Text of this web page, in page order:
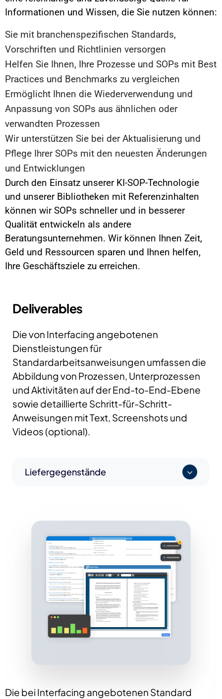
Informationen und Wissen, die Sie nutzen können:
Sie mit branchenspezifischen Standards,
Vorschriften und Richtlinien versorgen
Helfen Sie Ihnen, Ihre Prozesse und SOPs mit Best
Practices und Benchmarks zu vergleichen
Ermöglicht Ihnen die Wiederverwendung und
Anpassung von SOPs aus ähnlichen oder
verwandten Prozessen
Wir unterstützen Sie bei der Aktualisierung und
Pflege Ihrer SOPs mit den neuesten Änderungen
und Entwicklungen
Durch den Einsatz unserer KI-SOP-Technologie
und unserer Bibliotheken mit Referenzinhalten
können wir SOPs schneller und in besserer
Qualität entwickeln als andere
Beratungsunternehmen. Wir können Ihnen Zeit,
Geld und Ressourcen sparen und Ihnen helfen,
Ihre Geschäftsziele zu erreichen.
Deliverables
Die von Interfacing angebotenen
Dienstleistungen für
Standardarbeitsanweisungen umfassen die
Abbildung von Prozessen, Unterprozessen
und Aktivitäten auf der End-to-End-Ebene
sowie detaillierte Schritt-für-Schritt-
Anweisungen mit Text, Screenshots und
Videos (optional).
Liefergegenstände
Die bei Interfacing angebotenen Standard